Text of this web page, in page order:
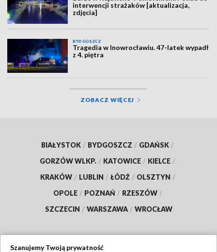
interwencji strażaków [aktualizacja,
zdjęcia]
BYDGOSZCZ
Tragedia w Inowrocławiu. 47-latek wypadł
z 4. piętra
ZOBACZ WIĘCEJ
BIAŁYSTOK / BYDGOSZCZ / GDAŃSK /
GORZÓW WLKP. / KATOWICE / KIELCE /
KRAKÓW / LUBLIN / ŁÓDŹ / OLSZTYN /
OPOLE / POZNAŃ / RZESZÓW /
SZCZECIN / WARSZAWA / WROCŁAW
Szanujemy Twoją prywatność